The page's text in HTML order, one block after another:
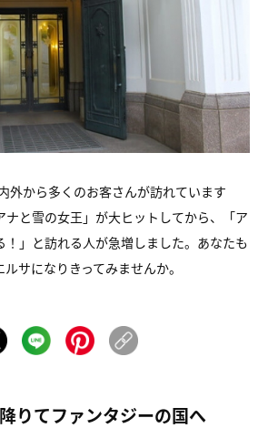
外から多くのお客さんが訪れています
ナと雪の女王」が大ヒットしてから、「ア
！」と訪れる人が急増しました。あなたも
サになりきってみませんか。
りてファンタジーの国へ